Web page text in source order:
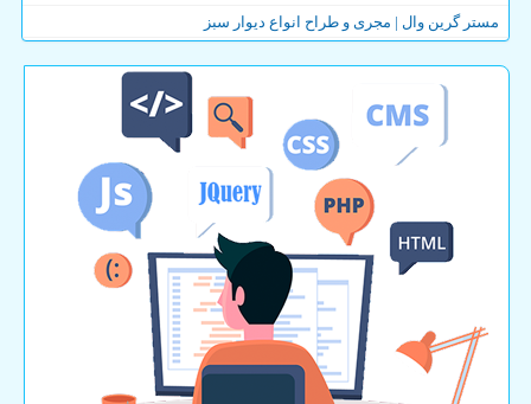
مستر گرین وال | مجری و طراح انواع دیوار سبز